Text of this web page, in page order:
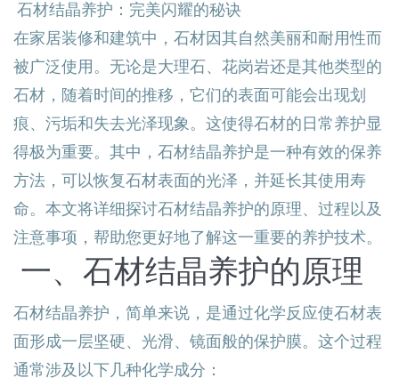
石材结晶养护：完美闪耀的秘诀
在家居装修和建筑中，石材因其自然美丽和耐用性而
被广泛使用。无论是大理石、花岗岩还是其他类型的
石材，随着时间的推移，它们的表面可能会出现划
痕、污垢和失去光泽现象。这使得石材的日常养护显
得极为重要。其中，石材结晶养护是一种有效的保养
方法，可以恢复石材表面的光泽，并延长其使用寿
命。本文将详细探讨石材结晶养护的原理、过程以及
注意事项，帮助您更好地了解这一重要的养护技术。
一、石材结晶养护的原理
石材结晶养护，简单来说，是通过化学反应使石材表
面形成一层坚硬、光滑、镜面般的保护膜。这个过程
通常涉及以下几种化学成分：